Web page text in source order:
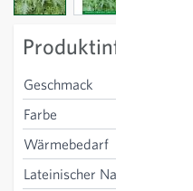
Produktinformation
Geschmack
Farbe
Wärmebedarf
Lateinischer Name